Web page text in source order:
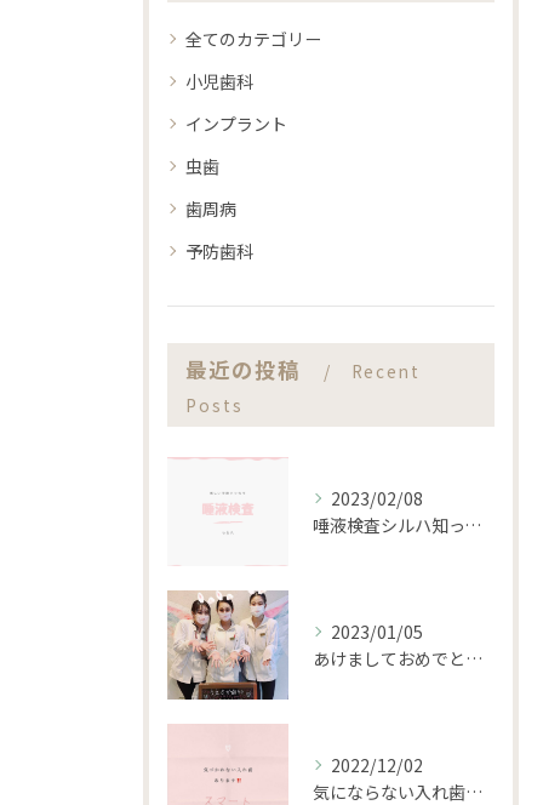
全てのカテゴリー
小児歯科
インプラント
虫歯
歯周病
予防歯科
最近の投稿
Recent
Posts
2023/02/08
唾液検査シルハ知ってますか？？
2023/01/05
あけましておめでとうございます。
2022/12/02
気にならない入れ歯あります‼️